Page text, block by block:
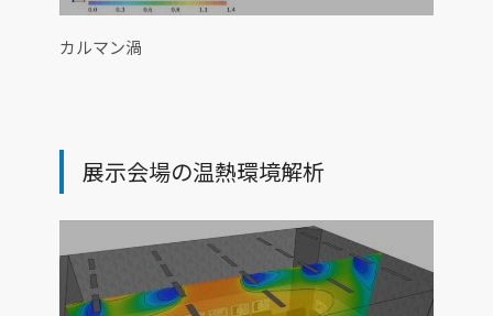
カルマン渦
展示会場の温熱環境解析